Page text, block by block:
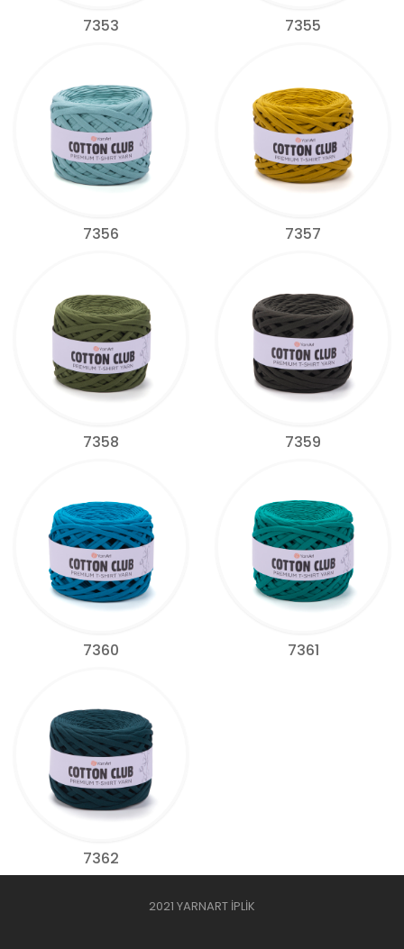
7353 7355
7356 7357
7358 7359
7360 7361
7362
2021 YARNART İPLİK